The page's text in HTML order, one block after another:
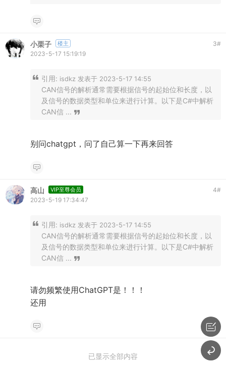
小栗子 楼主 3#
2023-5-17 15:19:19
引用: isdkz 发表于 2023-5-17 14:55
CAN信号的解析通常需要根据信号的起始位和长度，以
及信号的数据类型和单位来进行计算。以下是C#中解析
CAN信 ...
别问chatgpt，问了自己算一下再来回答
高山 VIP至尊会员 4#
2023-5-19 17:34:47
引用: isdkz 发表于 2023-5-17 14:55
CAN信号的解析通常需要根据信号的起始位和长度，以
及信号的数据类型和单位来进行计算。以下是C#中解析
CAN信 ...
请勿频繁使用ChatGPT是！！！
还用
已显示全部内容